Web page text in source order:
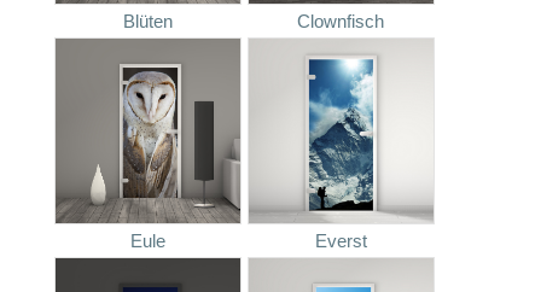
Blüten Clownfisch
Eule Everst